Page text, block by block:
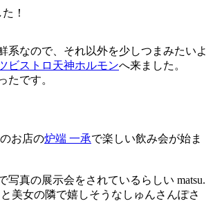
！
系なので、それ以外を少しつまみたいよ
ビストロ天神ホルモンへ来ました。
たです。
お店の炉端 一承で楽しい飲み会が始ま
写真の展示会をされているらしい matsu.
美女の隣で嬉しそうなしゅんさんぽさ